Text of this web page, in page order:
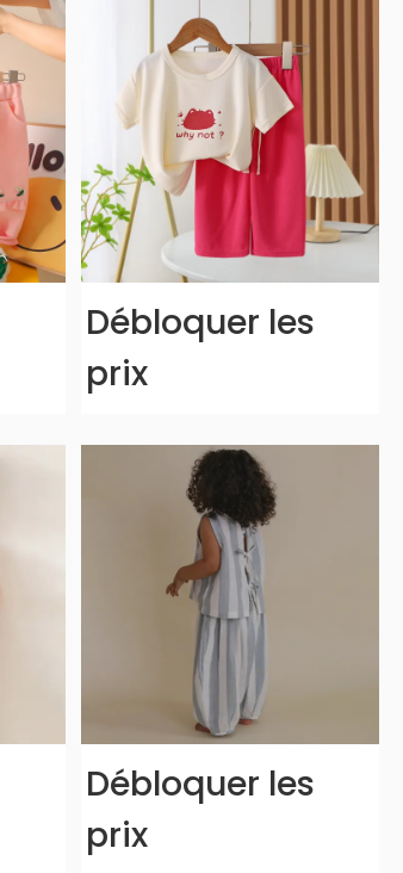
Débloquer les
prix
Débloquer les
prix